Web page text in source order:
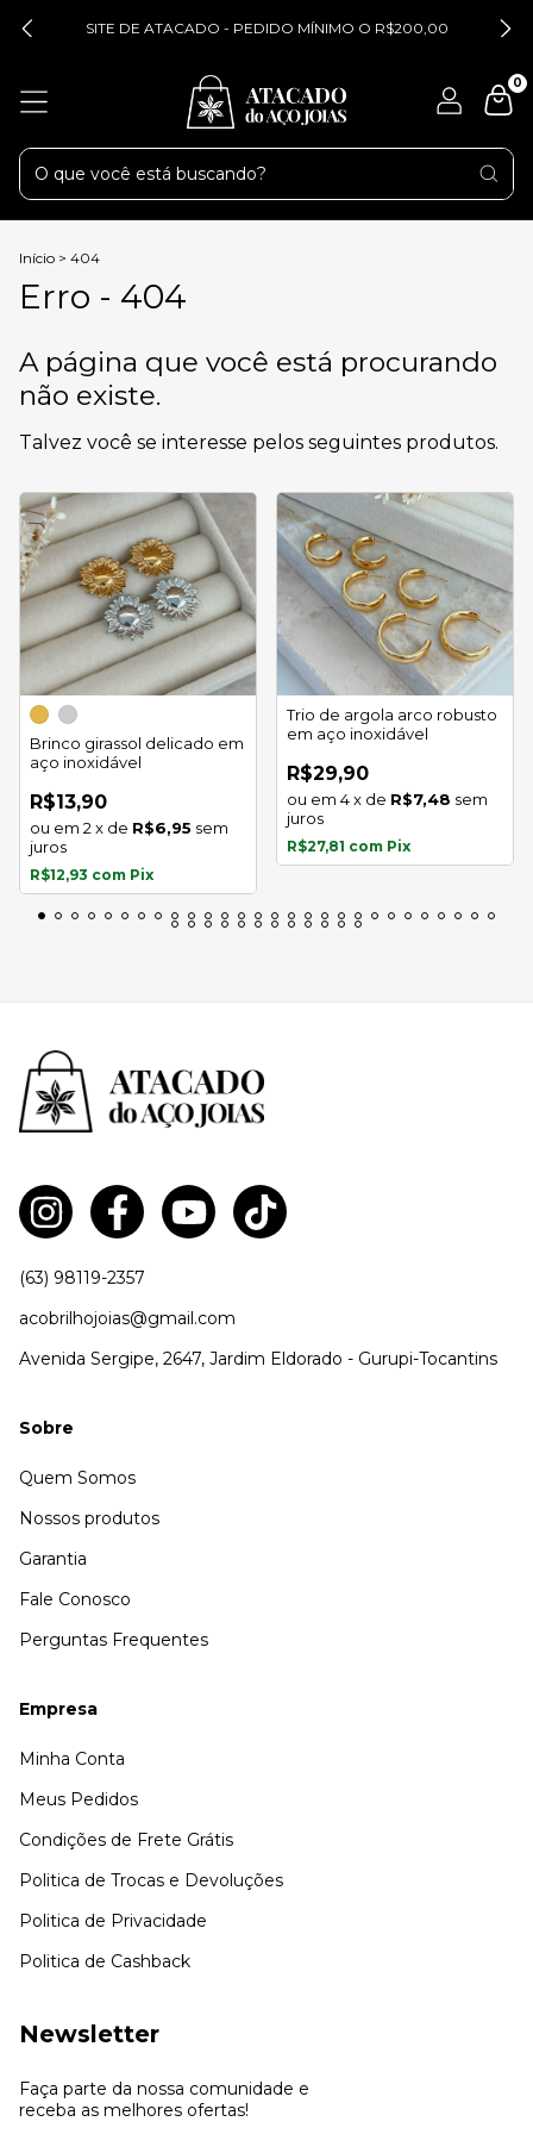
SITE DE ATACADO - PEDIDO MÍNIMO O R$200,00
0
Início > 404
Erro - 404
A página que você está procurando
não existe.
Talvez você se interesse pelos seguintes produtos.
Brinco girassol delicado em
aço inoxidável
R$13,90
2 x de R$6,95 sem
juros
R$12,93 com Pix
Trio de argola arco robusto
em aço inoxidável
R$29,90
4x de R$7,48 sem
juros
R$27,81 com Pix
(63) 98119-2357
acobrilhojoias@gmail.com
Avenida Sergipe, 2647, Jardim Eldorado - Gurupi-Tocantins
Sobre
Quem Somos
Nossos produtos
Garantia
Fale Conosco
Perguntas Frequentes
Empresa
Minha Conta
Meus Pedidos
Condições de Frete Grátis
Politica de Trocas e Devoluções
Politica de Privacidade
Politica de Cashback
Newsletter
Faça parte da nossa comunidade e
receba as melhores ofertas!